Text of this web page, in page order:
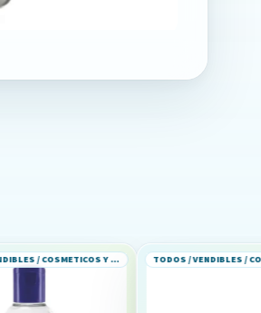
TODOS / VENDIBLES / COSMETICOS Y PERFUMERIA TODOS / VENDIBLES / COSMETICOS Y PERFUMERIA